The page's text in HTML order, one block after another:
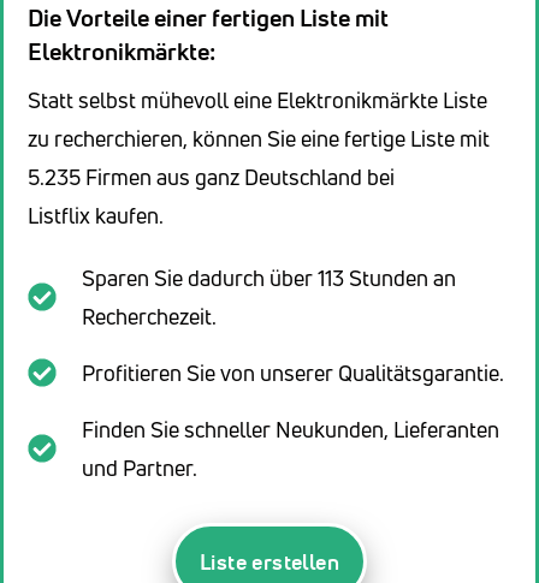
Die Vorteile einer fertigen Liste mit
Elektronikmärkte:
Statt selbst mühevoll eine Elektronikmärkte Liste
zu recherchieren, können Sie eine fertige Liste mit
5.235 Firmen aus ganz Deutschland bei
Listflix kaufen.
Sparen Sie dadurch über 113 Stunden an
Recherchezeit.
Profitieren Sie von unserer Qualitätsgarantie.
Finden Sie schneller Neukunden, Lieferanten
und Partner.
Liste erstellen